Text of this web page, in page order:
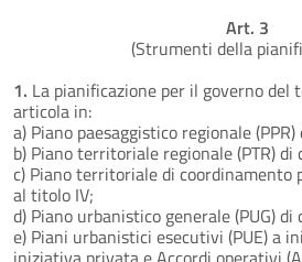
Art. 3
(Strumenti della
1. La pianificazione per il governo del
articola in:
a) Piano paesaggistico regionale
b) Piano territoriale regionale (PTR)
c) Piano territoriale di coordinamento
al titolo IV;
d) Piano urbanistico generale (PUG)
e) Piani urbanistici esecutivi (PUE) a